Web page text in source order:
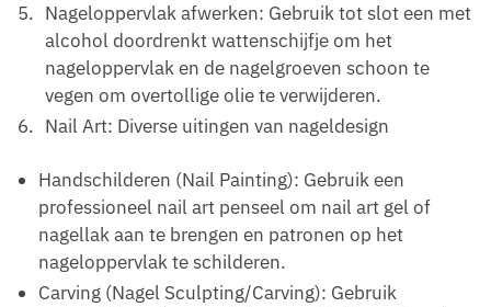
Nageloppervlak afwerken: Gebruik tot slot een met
alcohol doordrenkt wattenschijfje om het
nageloppervlak en de nagelgroeven schoon te
vegen om overtollige olie te verwijderen.
Nail Art: Diverse uitingen van nageldesign
Handschilderen (Nail Painting): Gebruik een
professioneel nail art penseel om nail art gel of
nagellak aan te brengen en patronen op het
nageloppervlak te schilderen.
Carving (Nagel Sculpting/Carving): Gebruik